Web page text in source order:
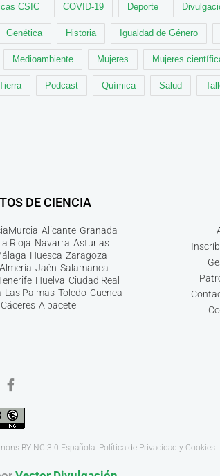
CSIC COVID-19 Deporte
Genética Historia Igualdad de Género
Medioambiente Mujeres Mujeres
Podcast Química Salud
DE CIENCIA
Murcia Alicante Granada
Rioja Navarra Asturias
Huesca Zaragoza
Almería Jaén Salamanca
Huelva Ciudad Real
Las Palmas Toledo Cuenca
Cáceres Albacete
BY-NC 3.0 Española. Política de Privacidad y Cookies